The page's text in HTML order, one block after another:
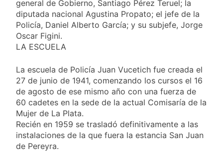
general de Gobierno, Santiago Pérez Teruel; la
diputada nacional Agustina Propato; el jefe de la
Policía, Daniel Alberto García; y su subjefe, Jorge
Oscar Figini.
LA ESCUELA
La escuela de Policía Juan Vucetich fue creada el
27 de junio de 1941, comenzando los cursos el 16
de agosto de ese mismo año con una fuerza de
60 cadetes en la sede de la actual Comisaría de la
Mujer de La Plata.
Recién en 1959 se trasladó definitivamente a las
instalaciones de la que fuera la estancia San Juan
de Pereyra.